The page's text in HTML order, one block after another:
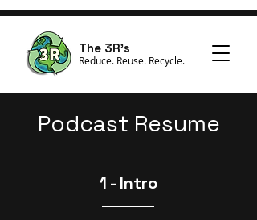
The 3R's
Reduce. Reuse. Recycle.
Podcast Resume
1 - Intro